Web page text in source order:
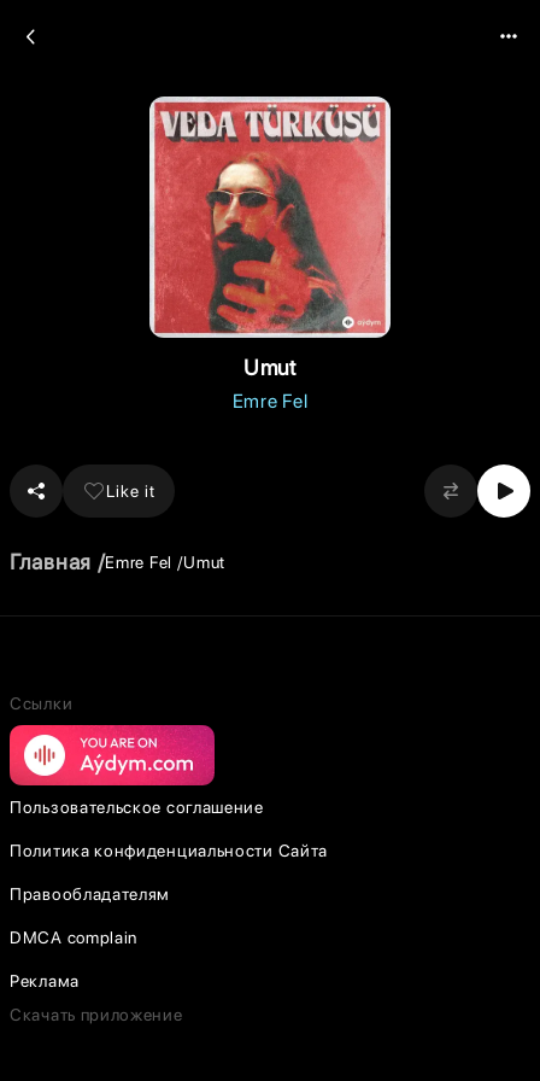
Umut
Emre Fel
Like it
Главная Emre Fel Umut
Ссылки
Пользовательское соглашение
Политика конфиденциальности Сайта
Правообладателям
DMCA complain
Реклама
Скачать приложение